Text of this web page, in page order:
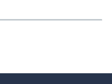
suivants